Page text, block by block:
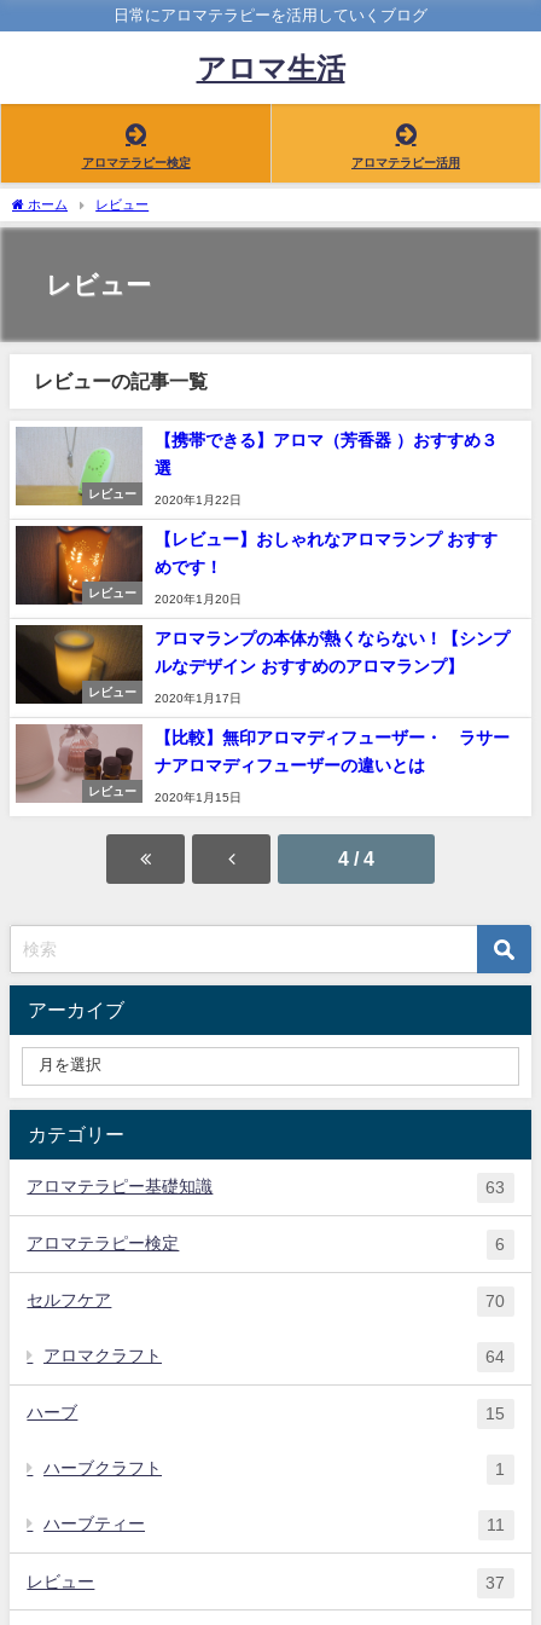
日常にアロマテラピーを活用していくブログ
アロマ生活
アロマテラピー検定 アロマテラピー活用
ホーム レビュー
レビュー
レビューの記事一覧
レビュー
【携帯できる】アロマ（芳香器 ）おすすめ３
選
2020年1月22日
レビュー
【レビュー】おしゃれなアロマランプ おすす
めです！
2020年1月20日
レビュー
アロマランプの本体が熱くならない！【シンプ
ルなデザイン おすすめのアロマランプ】
2020年1月17日
レビュー
【比較】無印アロマディフューザー・ ラサー
ナアロマディフューザーの違いとは
2020年1月15日
4 / 4
アーカイブ
カテゴリー
アロマテラピー基礎知識 63
アロマテラピー検定 6
セルフケア 70
アロマクラフト 64
ハーブ 15
ハーブクラフト 1
ハーブティー 11
レビュー 37